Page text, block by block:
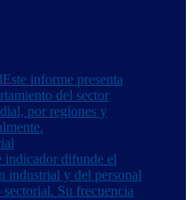
Este informe presenta
del sector
por regiones y
indicador difunde el
industrial y del personal
Su frecuencia